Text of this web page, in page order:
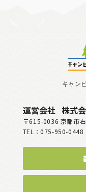
キャン
運営会社 株式
〒615-0036 京都市
TEL：075-950-0448